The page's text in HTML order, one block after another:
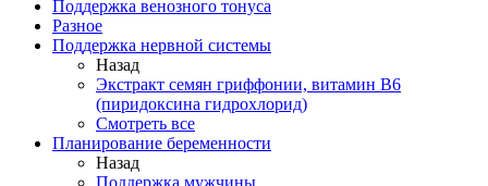
Поддержка венозного тонуса
Разное
Поддержка нервной системы
Назад
Экстракт семян гриффонии, витамин В6
(пиридоксина гидрохлорид)
Смотреть все
Планирование беременности
Назад
Поддержка мужчины